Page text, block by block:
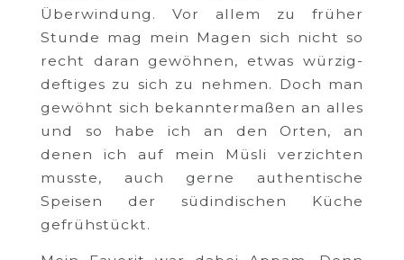
Überwindung. Vor allem zu früher
Stunde mag mein Magen sich nicht so
recht daran gewöhnen, etwas würzig-
deftiges zu sich zu nehmen. Doch man
gewöhnt sich bekanntermaßen an alles
und so habe ich an den Orten, an
denen ich auf mein Müsli verzichten
musste, auch gerne authentische
Speisen der südindischen Küche
gefrühstückt.